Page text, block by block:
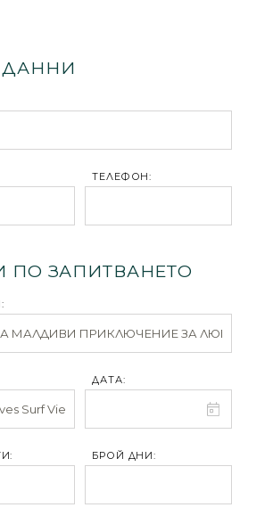
ТЕЛЕФОН:
ПО ЗАПИТВАНЕТО
ДАТА:
БРОЙ ДНИ: